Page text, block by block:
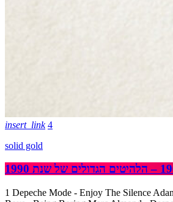
insert_link 4
solid gold
1 Depeche Mode - Enjoy The Silence